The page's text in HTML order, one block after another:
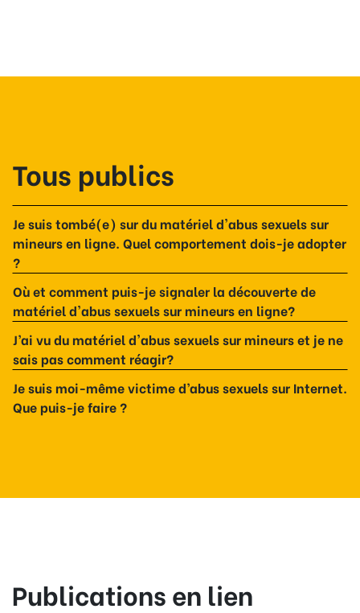
Tous publics
Je suis tombé(e) sur du matériel d'abus sexuels sur
mineurs en ligne. Quel comportement dois-je adopter
?
Où et comment puis-je signaler la découverte de
matériel d'abus sexuels sur mineurs en ligne?
J’ai vu du matériel d'abus sexuels sur mineurs et je ne
sais pas comment réagir?
Je suis moi-même victime d’abus sexuels sur Internet.
Que puis-je faire ?
Publications en lien